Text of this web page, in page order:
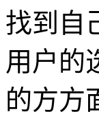
找到自
用户的
的方方